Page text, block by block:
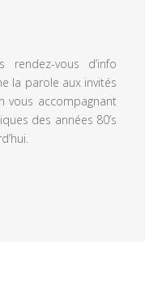
rendez-vous d’info
la parole aux invités
vous accompagnant
des années 80’s